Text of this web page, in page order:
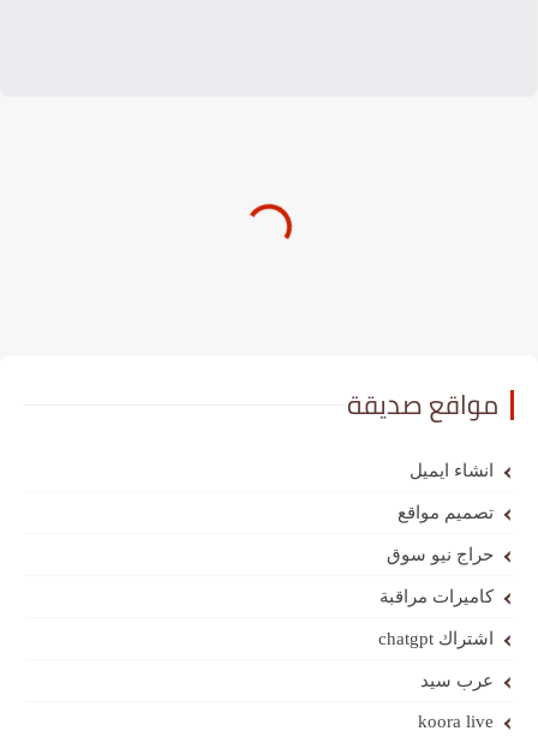
مواقع صديقة
انشاء ايميل
تصميم مواقع
حراج نيو سوق
كاميرات مراقبة
اشتراك chatgpt
عرب سيد
koora live